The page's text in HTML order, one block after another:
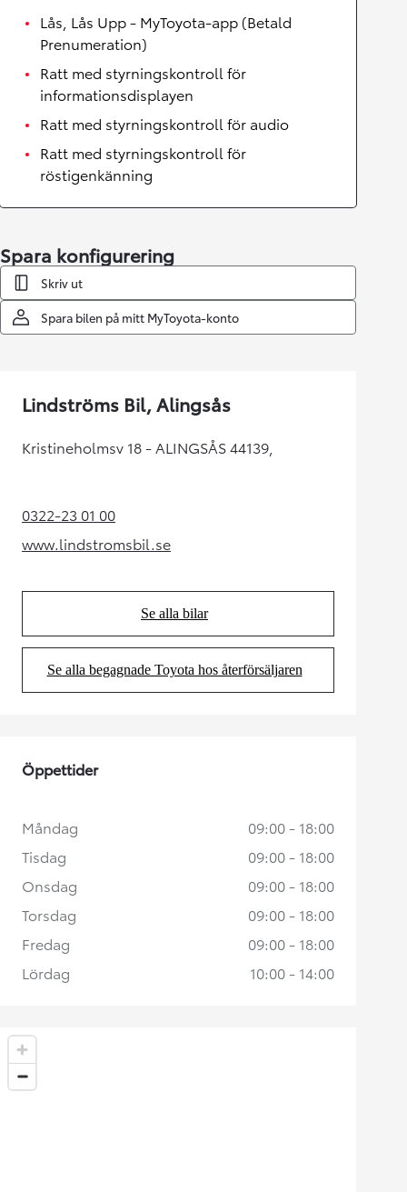
Lås, Lås Upp - MyToyota-app (Betald
Prenumeration)
Ratt med styrningskontroll för
informationsdisplayen
Ratt med styrningskontroll för audio
Ratt med styrningskontroll för
röstigenkänning
Spara konfigurering
Skriv ut
Spara bilen på mitt MyToyota-konto
Lindströms Bil, Alingsås
Kristineholmsv 18 - ALINGSÅS 44139,
0322-23 01 00(Opens in new tab)
www.lindstromsbil.se
(Opens in new tab)
Se alla bilar
(Opens in new tab)
Se alla begagnade Toyota hos återförsäljaren
(Opens in new tab)
Öppettider
Måndag
09:00 - 18:00
Tisdag
09:00 - 18:00
Onsdag
09:00 - 18:00
Torsdag
09:00 - 18:00
Fredag
09:00 - 18:00
Lördag
10:00 - 14:00